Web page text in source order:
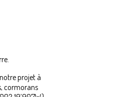
projet à
cormorans